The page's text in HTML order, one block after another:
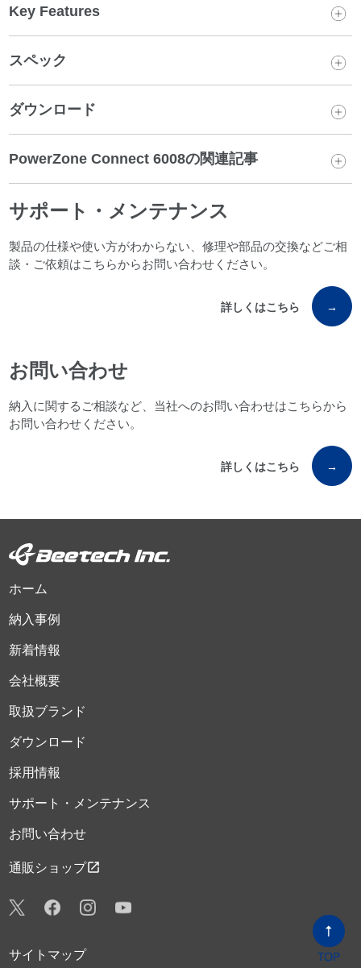
Key Features
スペック
ダウンロード
PowerZone Connect 6008の関連記事
サポート・メンテナンス
製品の仕様や使い方がわからない、修理や部品の交換などご相
談・ご依頼はこちらからお問い合わせください。
詳しくはこちら →
お問い合わせ
納入に関するご相談など、当社へのお問い合わせはこちらから
お問い合わせください。
詳しくはこちら →
ホーム
納入事例
新着情報
会社概要
取扱ブランド
ダウンロード
採用情報
サポート・メンテナンス
お問い合わせ
通販ショップopen_in_new
サイトマップ